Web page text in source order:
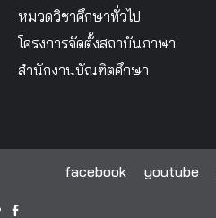
หมวดวิชาศึกษาทั่วไป
โครงการจัดตั้งสถาบันภาษา
สำนักงานบัณฑิตศึกษา
facebook youtube
facebook